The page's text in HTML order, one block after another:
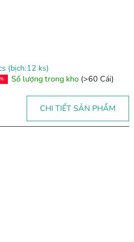
(bịch:12 ks)
Số lượng trong kho (>60 Cái)
CHI TIẾT SẢN PHẨM